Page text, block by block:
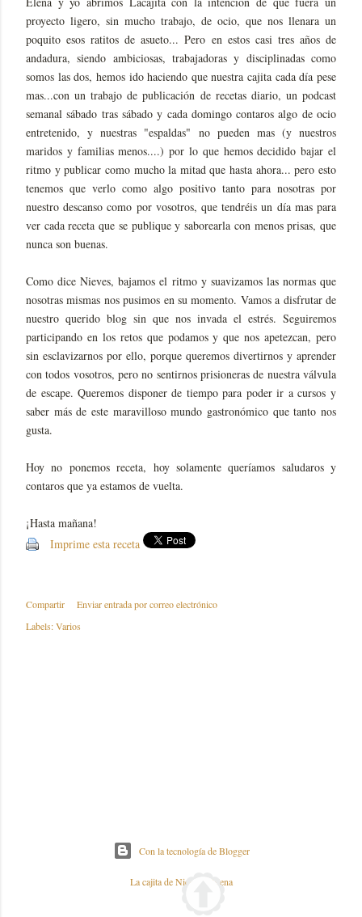
proyecto ligero, sin mucho trabajo, de ocio, que nos llenara un
poquito esos ratitos de asueto... Pero en estos casi tres años de
andadura, siendo ambiciosas, trabajadoras y disciplinadas como
somos las dos, hemos ido haciendo que nuestra cajita cada día pese
mas...con un trabajo de publicación de recetas diario, un podcast
semanal sábado tras sábado y cada domingo contaros algo de ocio
entretenido, y nuestras "espaldas" no pueden mas (y nuestros
maridos y familias menos....) por lo que hemos decidido bajar el
ritmo y publicar como mucho la mitad que hasta ahora... pero esto
tenemos que verlo como algo positivo tanto para nosotras por
nuestro descanso como por vosotros, que tendréis un día mas para
ver cada receta que se publique y saborearla con menos prisas, que
nunca son buenas.
Como dice Nieves, bajamos el ritmo y suavizamos las normas que
nosotras mismas nos pusimos en su momento. Vamos a disfrutar de
nuestro querido blog sin que nos invada el estrés. Seguiremos
participando en los retos que podamos y que nos apetezcan, pero
sin esclavizarnos por ello, porque queremos divertirnos y aprender
con todos vosotros, pero no sentirnos prisioneras de nuestra válvula
de escape. Queremos disponer de tiempo para poder ir a cursos y
saber más de este maravilloso mundo gastronómico que tanto nos
gusta.
Hoy no ponemos receta, hoy solamente queríamos saludaros y
contaros que ya estamos de vuelta.
¡Hasta mañana!
Imprime esta receta
Compartir
Enviar entrada por correo electrónico
Labels:Varios
Con la tecnología de Blogger
La cajita de Nieves y Elena